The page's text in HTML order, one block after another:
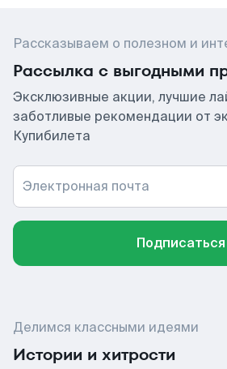
Рассказываем о полезном и
Рассылка с выгодными
Эксклюзивные акции, лучшие
заботливые рекомендации от
Купибилета
Электронная почта
Подписаться
Делимся классными идеями
Истории и хитрости